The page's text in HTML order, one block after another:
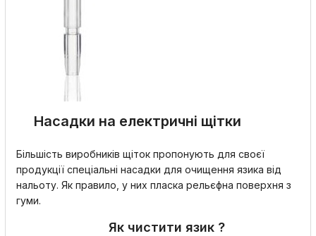
Насадки на електричні щітки
Більшість виробників щіток пропонують для своєї
продукції спеціальні насадки для очищення язика від
нальоту. Як правило, у них пласка рельєфна поверхня з
гуми.
Як чистити язик ?